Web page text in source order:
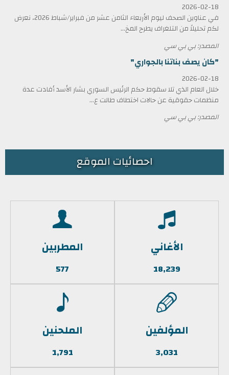
2026-02-18
في عناوين الصحف ليوم الأربعاء الثامن عشر من فبراير/شباط 2026، نعرض
لكم تحليلاً من التلغراف يطرح المخ...
المصدر: بي بي سي
"كان يصف بناتنا بالجواري"
2026-02-18
خلال العام الذي تلا سقوط حكم الرئيس السوري بشار الأسد أفادت عدة
منظمات حقوقية عن حالات اختطاف طالت ع...
المصدر: بي بي سي
احصائيات الموقع
الأغاني
18,239
المطربين
577
المؤلفين
3,031
الملحنين
1,791